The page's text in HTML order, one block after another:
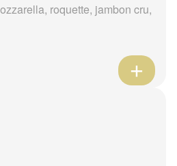
roquette, jambon cru,